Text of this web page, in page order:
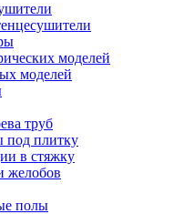
моделей
моделей
труб
под плитку
в стяжку
желобов
полы